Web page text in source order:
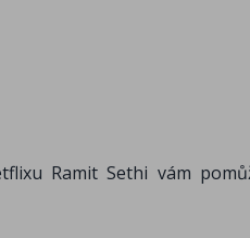
Ramit Sethi vám